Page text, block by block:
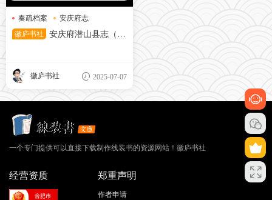
奏疏档案
安庆府志
康熙县志
徽庐书社
安庆府潜山县志（康
徽庐书社 2025-07-07
一个专门提供可以直接下载制作线装书的资源网站！徽庐书社
经营资质 郑重声明
作者申请